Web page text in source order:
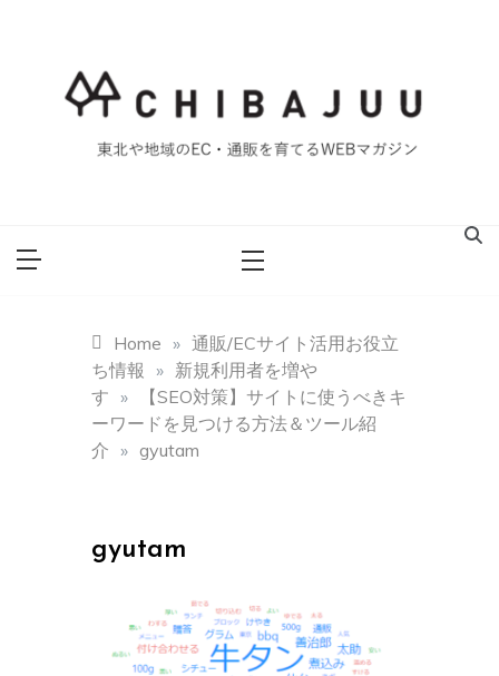
重ブログ
Home » 通販/ECサイト活用お役立
ち情報
» 新規利用者を増や
す »
【SEO対策】サイトに使うべきキ
ーワードを見つける方法＆ツール紹
介 » gyutam
gyutam